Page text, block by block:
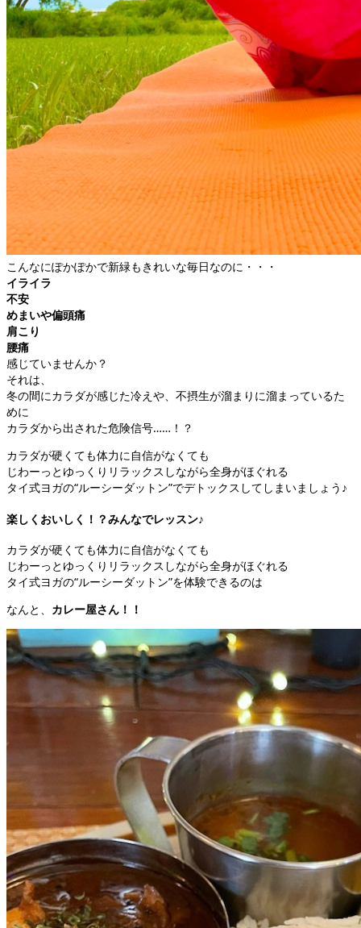
こんなにぽかぽかで新緑もきれいな毎日なのに・・・
イライラ
不安
めまいや偏頭痛
肩こり
腰痛
感じていませんか？
それは、
冬の間にカラダが感じた冷えや、不摂生が溜まりに溜まっているた
めに
カラダから出された危険信号……！？
カラダが硬くても体力に自信がなくても
じわーっとゆっくりリラックスしながら全身がほぐれる
タイ式ヨガの“ルーシーダットン”でデトックスしてしまいましょう♪
楽しくおいしく！？みんなでレッスン♪
カラダが硬くても体力に自信がなくても
じわーっとゆっくりリラックスしながら全身がほぐれる
タイ式ヨガの“ルーシーダットン”を体験できるのは
なんと、 カレー屋さん！！